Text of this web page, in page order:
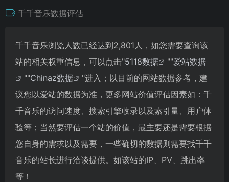
千千音乐数据评估
千千音乐浏览人数已经达到2,801人，如您需要查询该
站的相关权重信息，可以点击"5118数据 ""爱站数据
""Chinaz数据
"进入；以目前的网站数据参考，建
议您以爱站的数据为准，更多网站价值评估因素如：千
千音乐的访问速度、搜索引擎收录以及索引量、用户体
验等；当然要评估一个站的价值，最主要还是需要根据
您自身的需求以及需要，一些确切的数据则需要找千千
音乐的站长进行洽谈提供。如该站的IP、PV、跳出率
等！